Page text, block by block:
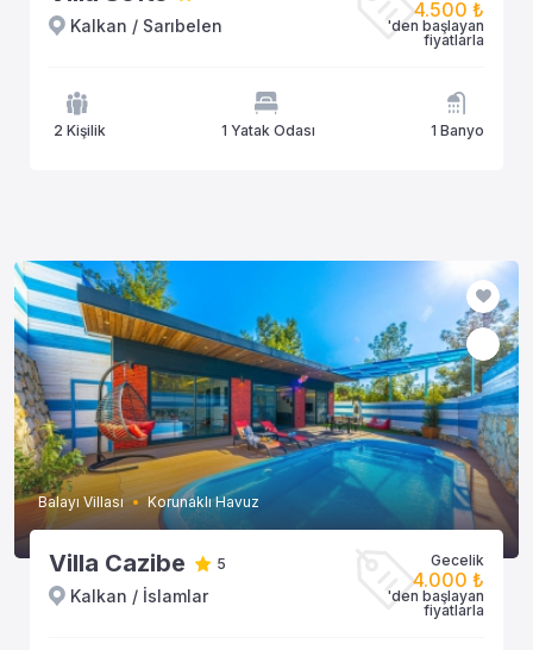
Kalkan / Sarıbelen
4.500 ₺
'den başlayan
fiyatlarla
2 Kişilik 1 Yatak Odası 1 Banyo
Balayı Villası Korunaklı Havuz
Villa Cazibe 5
Kalkan / İslamlar
Gecelik
4.000 ₺
'den başlayan
fiyatlarla